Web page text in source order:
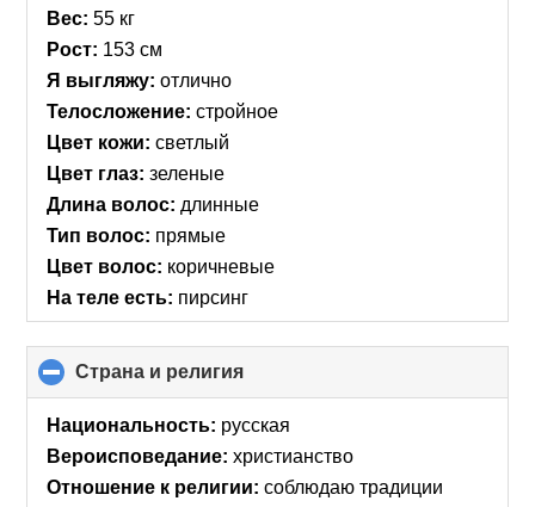
Вес: 55 кг
Рост: 153 см
Я выгляжу: отлично
Телосложение: стройное
Цвет кожи: светлый
Цвет глаз: зеленые
Длина волос: длинные
Тип волос: прямые
Цвет волос: коричневые
На теле есть: пирсинг
Страна и религия
to
collapse
Национальность: русская
Вероисповедание: христианство
Отношение к религии: соблюдаю традиции